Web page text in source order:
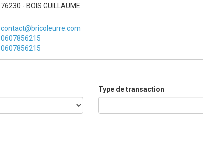
76230 - BOIS GUILLAUME
contact@bricoleurre.com
0607856215
0607856215
Type de transaction